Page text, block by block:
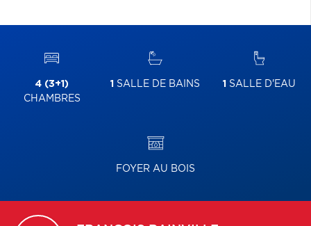
4 (3+1)
CHAMBRES
1 SALLE DE BAINS 1 SALLE D'EAU
FOYER AU BOIS